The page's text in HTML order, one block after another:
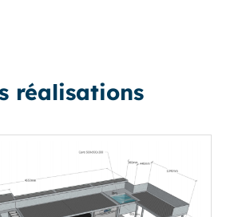
réalisations